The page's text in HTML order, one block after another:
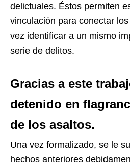
delictuales. Éstos permiten
vinculación para conectar
vez identificar a un mismo
serie de delitos.
Gracias a este
detenido en
de los asaltos.
Una vez formalizado, se le
hechos anteriores